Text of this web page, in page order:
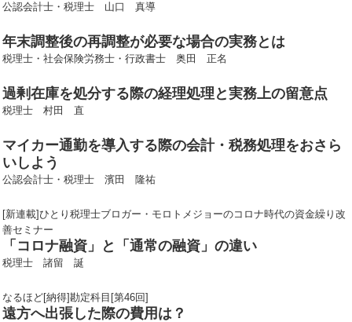
公認会計士・税理士 山口 真導
年末調整後の再調整が必要な場合の実務とは
税理士・社会保険労務士・行政書士 奥田 正名
過剰在庫を処分する際の経理処理と実務上の留意点
税理士 村田 直
マイカー通勤を導入する際の会計・税務処理をおさら
いしよう
公認会計士・税理士 濱田 隆祐
[新連載]ひとり税理士ブロガー・モロトメジョーのコロナ時代の資金繰り改
善セミナー
「コロナ融資」と「通常の融資」の違い
税理士 諸留 誕
なるほど[納得]勘定科目[第46回]
遠方へ出張した際の費用は？